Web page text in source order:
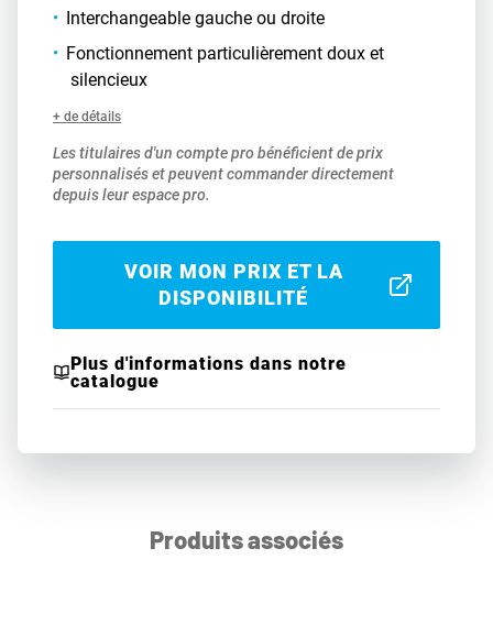
Interchangeable gauche ou droite
Fonctionnement particulièrement doux et
silencieux
+ de détails
Les titulaires d'un compte pro bénéficient de prix
personnalisés et peuvent commander directement
depuis leur espace pro.
VOIR MON PRIX ET LA
DISPONIBILITÉ
Plus d'informations dans notre
catalogue
Produits associés